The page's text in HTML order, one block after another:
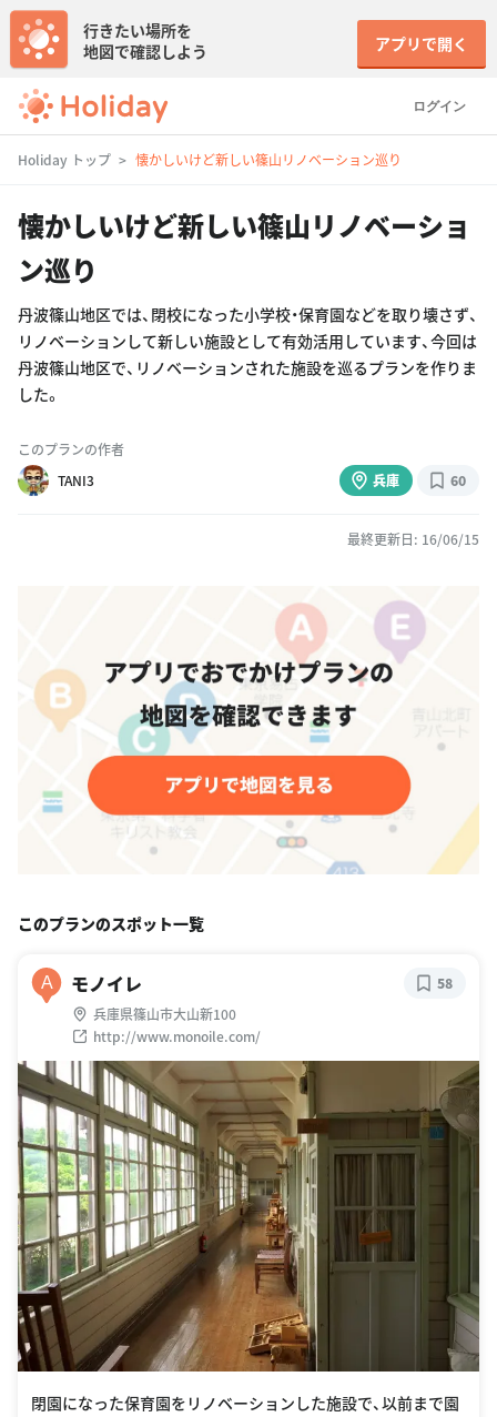
ログイン
行きたい場所を
地図で確認しよう
アプリで開く
Holiday トップ 懐かしいけど新しい篠山リノベーション巡り
懐かしいけど新しい篠山リノベーショ
ン巡り
丹波篠山地区では、閉校になった小学校・保育園などを取り壊さず、
リノベーションして新しい施設として有効活用しています、今回は
丹波篠山地区で、リノベーションされた施設を巡るプランを作りま
した。
このプランの作者
TANI3
兵庫 60
最終更新日: 16/06/15
このプランのスポット一覧
A モノイレ
兵庫県篠山市大山新100
http://www.monoile.com/
58
閉園になった保育園をリノベーションした施設で、以前まで園